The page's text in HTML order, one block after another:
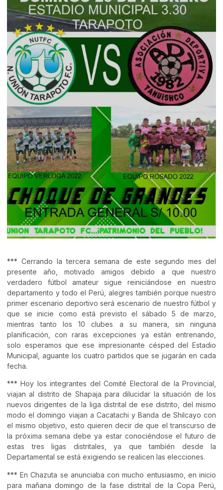
*** Cerrando la tercera semana de este segundo mes del
presente año, motivado amigos debido a que nuestro
verdadero fútbol amateur sigue reiniciándose en nuestro
departamento y todo el Perú, alegres también porque nuestro
primer escenario deportivo será escenario de nuestro fútbol y
que se inicie como está previsto el sábado 5 de marzo,
mientras tanto los 10 clubes a su manera, sin ninguna
planificación, con raras excepciones ya están entrenando,
solo esperamos que ese impresionante césped del Estadio
Municipal, aguante los cuatro partidos que se jugarán en cada
fecha.
*** Hoy los integrantes del Comité Electoral de la Provincial,
viajan al distrito de Shapaja para dilucidar la situación de los
nuevos dirigentes de la liga distrital de ese distrito, del mismo
modo el domingo viajan a Cacatachi y Banda de Shilcayo con
el mismo objetivo, esto quieren decir de que el transcurso de
la próxima semana debe ya estar conociéndose el futuro de
estas tres ligas distritales, ya que también desde la
Departamental se está exigiendo se realicen las elecciones.
*** En Chazuta se anunciaba con mucho entusiasmo, en inicio
para mañana domingo de la fase distrital de la Copa Perú,